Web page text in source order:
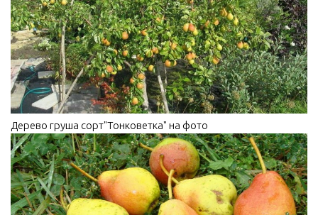
Дерево груша сорт"Тонковетка" на фото